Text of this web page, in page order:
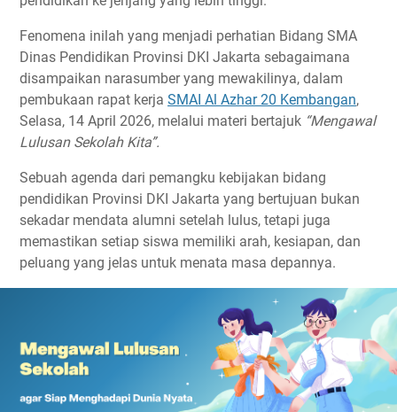
Fenomena inilah yang menjadi perhatian Bidang SMA
Dinas Pendidikan Provinsi DKI Jakarta sebagaimana
disampaikan narasumber yang mewakilinya, dalam
pembukaan rapat kerja SMAI Al Azhar 20 Kembangan,
Selasa, 14 April 2026, melalui materi bertajuk “Mengawal
Lulusan Sekolah Kita”.
Sebuah agenda dari pemangku kebijakan bidang
pendidikan Provinsi DKI Jakarta yang bertujuan bukan
sekadar mendata alumni setelah lulus, tetapi juga
memastikan setiap siswa memiliki arah, kesiapan, dan
peluang yang jelas untuk menata masa depannya.